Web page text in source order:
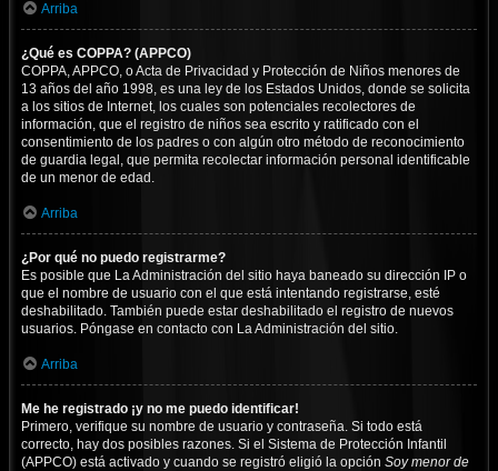
Arriba
¿Qué es COPPA? (APPCO)
COPPA, APPCO, o Acta de Privacidad y Protección de Niños menores de
13 años del año 1998, es una ley de los Estados Unidos, donde se solicita
a los sitios de Internet, los cuales son potenciales recolectores de
información, que el registro de niños sea escrito y ratificado con el
consentimiento de los padres o con algún otro método de reconocimiento
de guardia legal, que permita recolectar información personal identificable
de un menor de edad.
Arriba
¿Por qué no puedo registrarme?
Es posible que La Administración del sitio haya baneado su dirección IP o
que el nombre de usuario con el que está intentando registrarse, esté
deshabilitado. También puede estar deshabilitado el registro de nuevos
usuarios. Póngase en contacto con La Administración del sitio.
Arriba
Me he registrado ¡y no me puedo identificar!
Primero, verifique su nombre de usuario y contraseña. Si todo está
correcto, hay dos posibles razones. Si el Sistema de Protección Infantil
(APPCO) está activado y cuando se registró eligió la opción Soy menor de